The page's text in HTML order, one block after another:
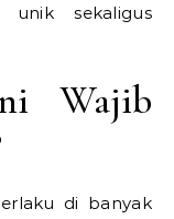
sekaligus
Wajib
di banyak